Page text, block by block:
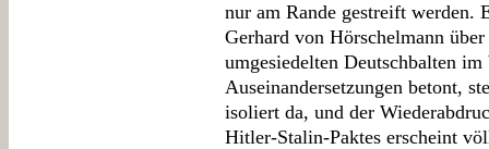
nur am Rande gestreift werden.
Gerhard von Hörschelmann
umgesiedelten Deutschbalten
Auseinandersetzungen betont,
isoliert da, und der
Hitler-Stalin-Paktes erscheint